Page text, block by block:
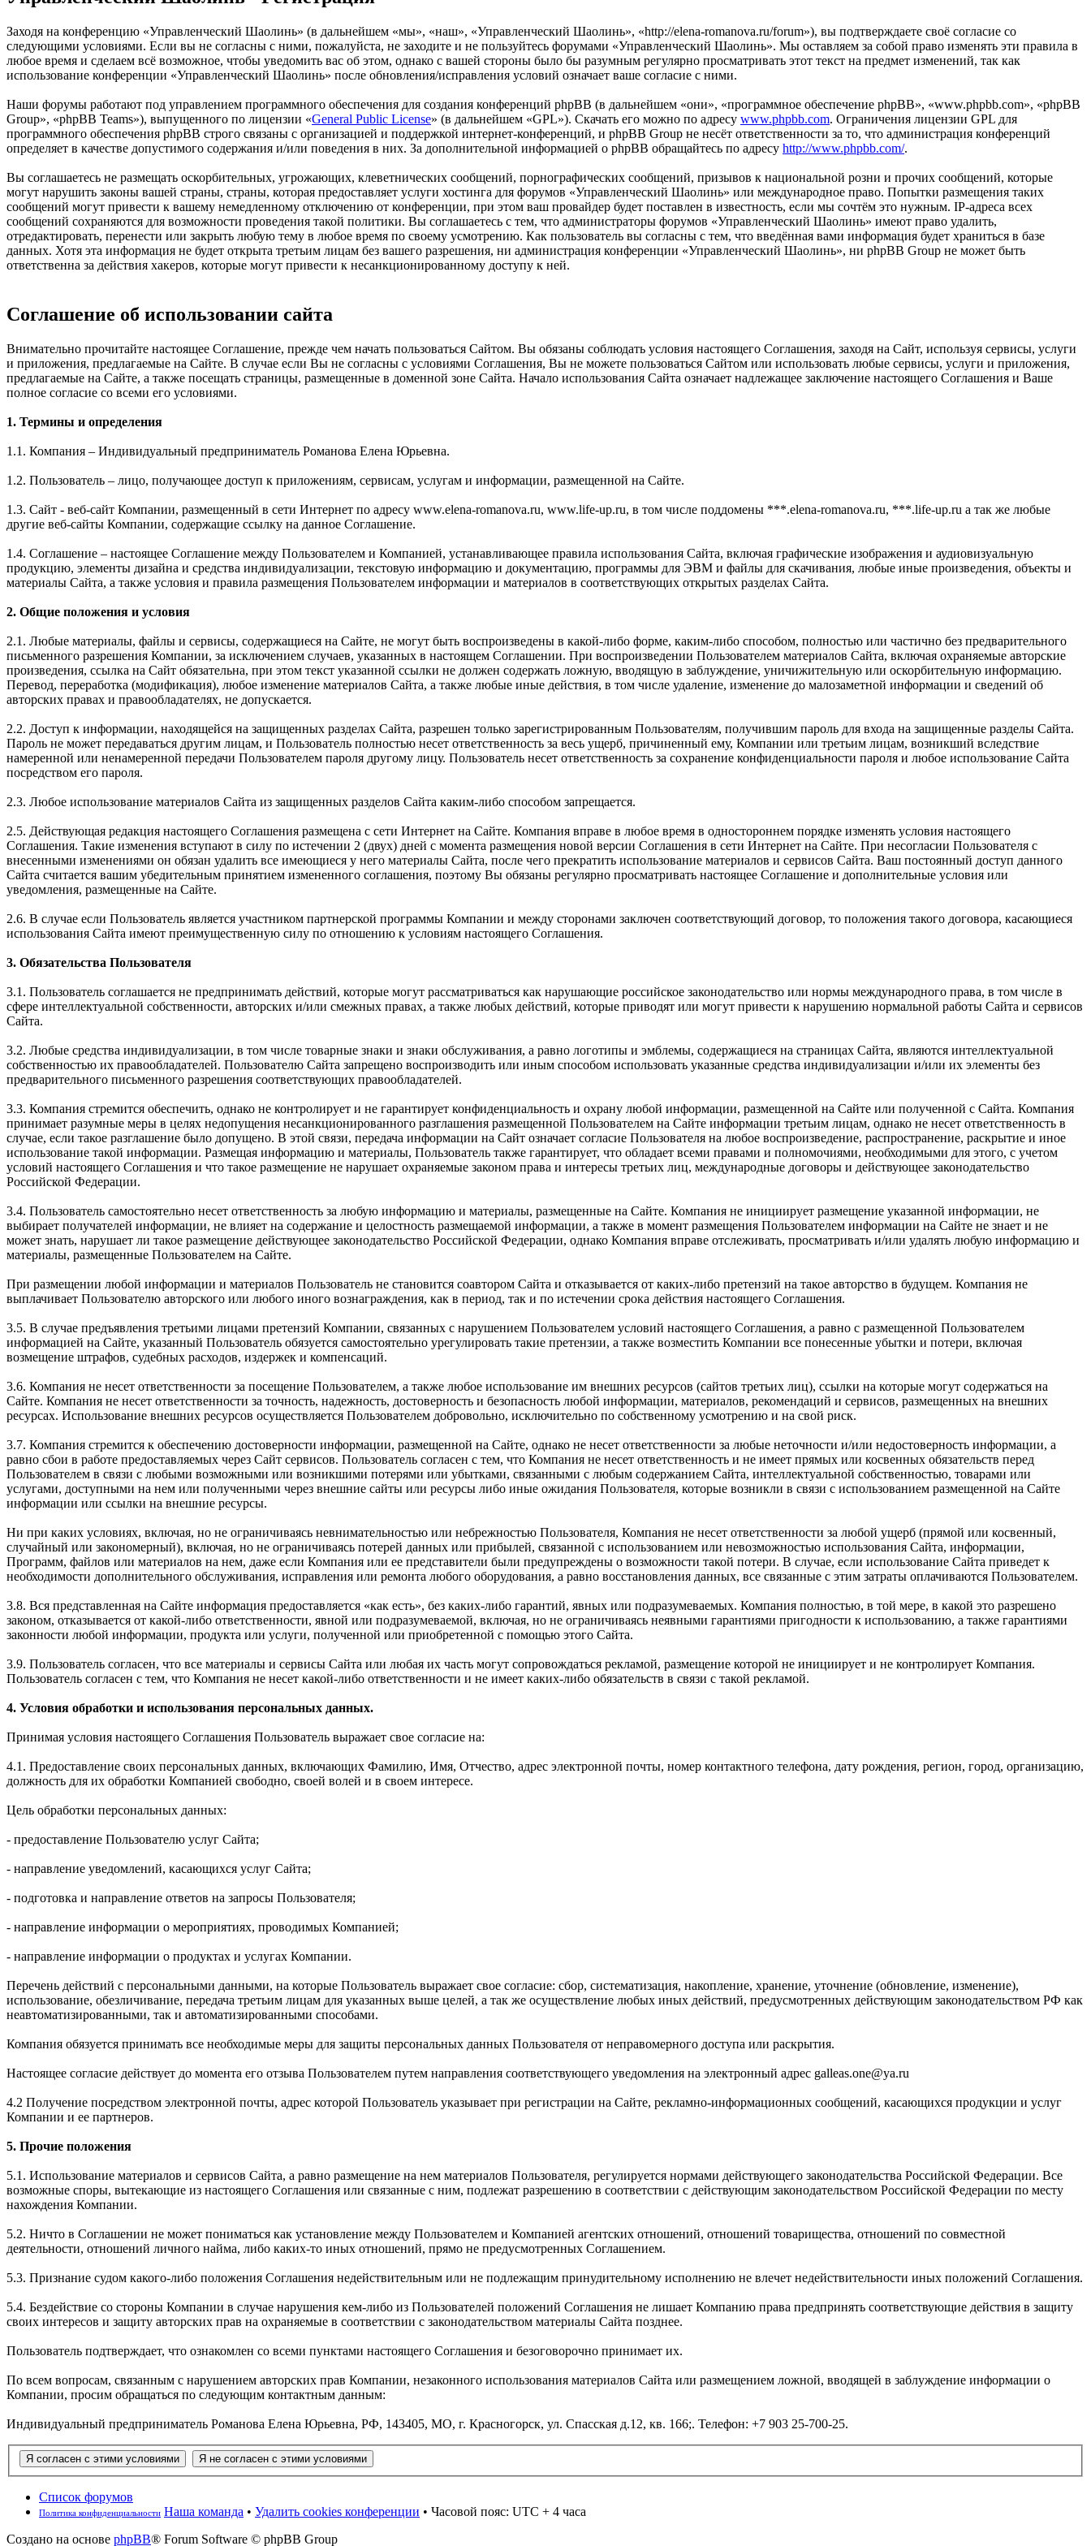
Заходя на конференцию «Управленческий Шаолинь» (в дальнейшем «мы», «наш», «Управленческий Шаолинь», «http://elena-romanova.ru/forum»), вы подтверждаете своё согласие со
следующими условиями. Если вы не согласны с ними, пожалуйста, не заходите и не пользуйтесь форумами «Управленческий Шаолинь». Мы оставляем за собой право изменять эти правила в
любое время и сделаем всё возможное, чтобы уведомить вас об этом, однако с вашей стороны было бы разумным регулярно просматривать этот текст на предмет изменений, так как
использование конференции «Управленческий Шаолинь» после обновления/исправления условий означает ваше согласие с ними.
Наши форумы работают под управлением программного обеспечения для создания конференций phpBB (в дальнейшем «они», «программное обеспечение phpBB», «www.phpbb.com», «phpBB
Group», «phpBB Teams»), выпущенного по лицензии «General Public License» (в дальнейшем «GPL»). Скачать его можно по адресу www.phpbb.com. Ограничения лицензии GPL для
программного обеспечения phpBB строго связаны с организацией и поддержкой интернет-конференций, и phpBB Group не несёт ответственности за то, что администрация конференций
определяет в качестве допустимого содержания и/или поведения в них. За дополнительной информацией о phpBB обращайтесь по адресу http://www.phpbb.com/.
Вы соглашаетесь не размещать оскорбительных, угрожающих, клеветнических сообщений, порнографических сообщений, призывов к национальной розни и прочих сообщений, которые
могут нарушить законы вашей страны, страны, которая предоставляет услуги хостинга для форумов «Управленческий Шаолинь» или международное право. Попытки размещения таких
сообщений могут привести к вашему немедленному отключению от конференции, при этом ваш провайдер будет поставлен в известность, если мы сочтём это нужным. IP-адреса всех
сообщений сохраняются для возможности проведения такой политики. Вы соглашаетесь с тем, что администраторы форумов «Управленческий Шаолинь» имеют право удалить,
отредактировать, перенести или закрыть любую тему в любое время по своему усмотрению. Как пользователь вы согласны с тем, что введённая вами информация будет храниться в базе
данных. Хотя эта информация не будет открыта третьим лицам без вашего разрешения, ни администрация конференции «Управленческий Шаолинь», ни phpBB Group не может быть
ответственна за действия хакеров, которые могут привести к несанкционированному доступу к ней.
Соглашение об использовании сайта
Внимательно прочитайте настоящее Соглашение, прежде чем начать пользоваться Сайтом. Вы обязаны соблюдать условия настоящего Соглашения, заходя на Сайт, используя сервисы, услуги
и приложения, предлагаемые на Сайте. В случае если Вы не согласны с условиями Соглашения, Вы не можете пользоваться Сайтом или использовать любые сервисы, услуги и приложения,
предлагаемые на Сайте, а также посещать страницы, размещенные в доменной зоне Сайта. Начало использования Сайта означает надлежащее заключение настоящего Соглашения и Ваше
полное согласие со всеми его условиями.
1. Термины и определения
1.1. Компания – Индивидуальный предприниматель Романова Елена Юрьевна.
1.2. Пользователь – лицо, получающее доступ к приложениям, сервисам, услугам и информации, размещенной на Сайте.
1.3. Сайт - веб-сайт Компании, размещенный в сети Интернет по адресу www.elena-romanova.ru, www.life-up.ru, в том числе поддомены ***.elena-romanova.ru, ***.life-up.ru а так же любые
другие веб-сайты Компании, содержащие ссылку на данное Соглашение.
1.4. Соглашение – настоящее Соглашение между Пользователем и Компанией, устанавливающее правила использования Сайта, включая графические изображения и аудиовизуальную
продукцию, элементы дизайна и средства индивидуализации, текстовую информацию и документацию, программы для ЭВМ и файлы для скачивания, любые иные произведения, объекты и
материалы Сайта, а также условия и правила размещения Пользователем информации и материалов в соответствующих открытых разделах Сайта.
2. Общие положения и условия
2.1. Любые материалы, файлы и сервисы, содержащиеся на Сайте, не могут быть воспроизведены в какой-либо форме, каким-либо способом, полностью или частично без предварительного
письменного разрешения Компании, за исключением случаев, указанных в настоящем Соглашении. При воспроизведении Пользователем материалов Сайта, включая охраняемые авторские
произведения, ссылка на Сайт обязательна, при этом текст указанной ссылки не должен содержать ложную, вводящую в заблуждение, уничижительную или оскорбительную информацию.
Перевод, переработка (модификация), любое изменение материалов Сайта, а также любые иные действия, в том числе удаление, изменение до малозаметной информации и сведений об
авторских правах и правообладателях, не допускается.
2.2. Доступ к информации, находящейся на защищенных разделах Сайта, разрешен только зарегистрированным Пользователям, получившим пароль для входа на защищенные разделы Сайта.
Пароль не может передаваться другим лицам, и Пользователь полностью несет ответственность за весь ущерб, причиненный ему, Компании или третьим лицам, возникший вследствие
намеренной или ненамеренной передачи Пользователем пароля другому лицу. Пользователь несет ответственность за сохранение конфиденциальности пароля и любое использование Сайта
посредством его пароля.
2.3. Любое использование материалов Сайта из защищенных разделов Сайта каким-либо способом запрещается.
2.5. Действующая редакция настоящего Соглашения размещена с сети Интернет на Сайте. Компания вправе в любое время в одностороннем порядке изменять условия настоящего
Соглашения. Такие изменения вступают в силу по истечении 2 (двух) дней с момента размещения новой версии Соглашения в сети Интернет на Сайте. При несогласии Пользователя с
внесенными изменениями он обязан удалить все имеющиеся у него материалы Сайта, после чего прекратить использование материалов и сервисов Сайта. Ваш постоянный доступ данного
Сайта считается вашим убедительным принятием измененного соглашения, поэтому Вы обязаны регулярно просматривать настоящее Соглашение и дополнительные условия или
уведомления, размещенные на Сайте.
2.6. В случае если Пользователь является участником партнерской программы Компании и между сторонами заключен соответствующий договор, то положения такого договора, касающиеся
использования Сайта имеют преимущественную силу по отношению к условиям настоящего Соглашения.
3. Обязательства Пользователя
3.1. Пользователь соглашается не предпринимать действий, которые могут рассматриваться как нарушающие российское законодательство или нормы международного права, в том числе в
сфере интеллектуальной собственности, авторских и/или смежных правах, а также любых действий, которые приводят или могут привести к нарушению нормальной работы Сайта и сервисов
Сайта.
3.2. Любые средства индивидуализации, в том числе товарные знаки и знаки обслуживания, а равно логотипы и эмблемы, содержащиеся на страницах Сайта, являются интеллектуальной
собственностью их правообладателей. Пользователю Сайта запрещено воспроизводить или иным способом использовать указанные средства индивидуализации и/или их элементы без
предварительного письменного разрешения соответствующих правообладателей.
3.3. Компания стремится обеспечить, однако не контролирует и не гарантирует конфиденциальность и охрану любой информации, размещенной на Сайте или полученной с Сайта. Компания
принимает разумные меры в целях недопущения несанкционированного разглашения размещенной Пользователем на Сайте информации третьим лицам, однако не несет ответственность в
случае, если такое разглашение было допущено. В этой связи, передача информации на Сайт означает согласие Пользователя на любое воспроизведение, распространение, раскрытие и иное
использование такой информации. Размещая информацию и материалы, Пользователь также гарантирует, что обладает всеми правами и полномочиями, необходимыми для этого, с учетом
условий настоящего Соглашения и что такое размещение не нарушает охраняемые законом права и интересы третьих лиц, международные договоры и действующее законодательство
Российской Федерации.
3.4. Пользователь самостоятельно несет ответственность за любую информацию и материалы, размещенные на Сайте. Компания не инициирует размещение указанной информации, не
выбирает получателей информации, не влияет на содержание и целостность размещаемой информации, а также в момент размещения Пользователем информации на Сайте не знает и не
может знать, нарушает ли такое размещение действующее законодательство Российской Федерации, однако Компания вправе отслеживать, просматривать и/или удалять любую информацию и
материалы, размещенные Пользователем на Сайте.
При размещении любой информации и материалов Пользователь не становится соавтором Сайта и отказывается от каких-либо претензий на такое авторство в будущем. Компания не
выплачивает Пользователю авторского или любого иного вознаграждения, как в период, так и по истечении срока действия настоящего Соглашения.
3.5. В случае предъявления третьими лицами претензий Компании, связанных с нарушением Пользователем условий настоящего Соглашения, а равно с размещенной Пользователем
информацией на Сайте, указанный Пользователь обязуется самостоятельно урегулировать такие претензии, а также возместить Компании все понесенные убытки и потери, включая
возмещение штрафов, судебных расходов, издержек и компенсаций.
3.6. Компания не несет ответственности за посещение Пользователем, а также любое использование им внешних ресурсов (сайтов третьих лиц), ссылки на которые могут содержаться на
Сайте. Компания не несет ответственности за точность, надежность, достоверность и безопасность любой информации, материалов, рекомендаций и сервисов, размещенных на внешних
ресурсах. Использование внешних ресурсов осуществляется Пользователем добровольно, исключительно по собственному усмотрению и на свой риск.
3.7. Компания стремится к обеспечению достоверности информации, размещенной на Сайте, однако не несет ответственности за любые неточности и/или недостоверность информации, а
равно сбои в работе предоставляемых через Сайт сервисов. Пользователь согласен с тем, что Компания не несет ответственность и не имеет прямых или косвенных обязательств перед
Пользователем в связи с любыми возможными или возникшими потерями или убытками, связанными с любым содержанием Сайта, интеллектуальной собственностью, товарами или
услугами, доступными на нем или полученными через внешние сайты или ресурсы либо иные ожидания Пользователя, которые возникли в связи с использованием размещенной на Сайте
информации или ссылки на внешние ресурсы.
Ни при каких условиях, включая, но не ограничиваясь невнимательностью или небрежностью Пользователя, Компания не несет ответственности за любой ущерб (прямой или косвенный,
случайный или закономерный), включая, но не ограничиваясь потерей данных или прибылей, связанной с использованием или невозможностью использования Сайта, информации,
Программ, файлов или материалов на нем, даже если Компания или ее представители были предупреждены о возможности такой потери. В случае, если использование Сайта приведет к
необходимости дополнительного обслуживания, исправления или ремонта любого оборудования, а равно восстановления данных, все связанные с этим затраты оплачиваются Пользователем.
3.8. Вся представленная на Сайте информация предоставляется «как есть», без каких-либо гарантий, явных или подразумеваемых. Компания полностью, в той мере, в какой это разрешено
законом, отказывается от какой-либо ответственности, явной или подразумеваемой, включая, но не ограничиваясь неявными гарантиями пригодности к использованию, а также гарантиями
законности любой информации, продукта или услуги, полученной или приобретенной с помощью этого Сайта.
3.9. Пользователь согласен, что все материалы и сервисы Сайта или любая их часть могут сопровождаться рекламой, размещение которой не инициирует и не контролирует Компания.
Пользователь согласен с тем, что Компания не несет какой-либо ответственности и не имеет каких-либо обязательств в связи с такой рекламой.
4. Условия обработки и использования персональных данных.
Принимая условия настоящего Соглашения Пользователь выражает свое согласие на:
4.1. Предоставление своих персональных данных, включающих Фамилию, Имя, Отчество, адрес электронной почты, номер контактного телефона, дату рождения, регион, город, организацию,
должность для их обработки Компанией свободно, своей волей и в своем интересе.
Цель обработки персональных данных:
- предоставление Пользователю услуг Сайта;
- направление уведомлений, касающихся услуг Сайта;
- подготовка и направление ответов на запросы Пользователя;
- направление информации о мероприятиях, проводимых Компанией;
- направление информации о продуктах и услугах Компании.
Перечень действий с персональными данными, на которые Пользователь выражает свое согласие: сбор, систематизация, накопление, хранение, уточнение (обновление, изменение),
использование, обезличивание, передача третьим лицам для указанных выше целей, а так же осуществление любых иных действий, предусмотренных действующим законодательством РФ как
неавтоматизированными, так и автоматизированными способами.
Компания обязуется принимать все необходимые меры для защиты персональных данных Пользователя от неправомерного доступа или раскрытия.
Настоящее согласие действует до момента его отзыва Пользователем путем направления соответствующего уведомления на электронный адрес galleas.one@ya.ru
4.2 Получение посредством электронной почты, адрес которой Пользователь указывает при регистрации на Сайте, рекламно-информационных сообщений, касающихся продукции и услуг
Компании и ее партнеров.
5. Прочие положения
5.1. Использование материалов и сервисов Сайта, а равно размещение на нем материалов Пользователя, регулируется нормами действующего законодательства Российской Федерации. Все
возможные споры, вытекающие из настоящего Соглашения или связанные с ним, подлежат разрешению в соответствии с действующим законодательством Российской Федерации по месту
нахождения Компании.
5.2. Ничто в Соглашении не может пониматься как установление между Пользователем и Компанией агентских отношений, отношений товарищества, отношений по совместной
деятельности, отношений личного найма, либо каких-то иных отношений, прямо не предусмотренных Соглашением.
5.3. Признание судом какого-либо положения Соглашения недействительным или не подлежащим принудительному исполнению не влечет недействительности иных положений Соглашения.
5.4. Бездействие со стороны Компании в случае нарушения кем-либо из Пользователей положений Соглашения не лишает Компанию права предпринять соответствующие действия в защиту
своих интересов и защиту авторских прав на охраняемые в соответствии с законодательством материалы Сайта позднее.
Пользователь подтверждает, что ознакомлен со всеми пунктами настоящего Соглашения и безоговорочно принимает их.
По всем вопросам, связанным с нарушением авторских прав Компании, незаконного использования материалов Сайта или размещением ложной, вводящей в заблуждение информации о
Компании, просим обращаться по следующим контактным данным:
Индивидуальный предприниматель Романова Елена Юрьевна, РФ, 143405, МО, г. Красногорск, ул. Спасская д.12, кв. 166;. Телефон: +7 903 25-700-25.
Список форумов
Политика конфиденциальности Наша команда • Удалить cookies конференции • Часовой пояс: UTC + 4 часа
Создано на основе phpBB® Forum Software © phpBB Group